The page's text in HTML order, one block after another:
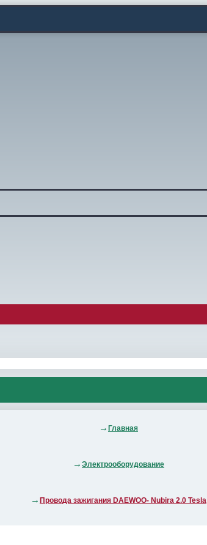
Главная
Электрооборудование
Провода зажигания DAEWOO- Nubira 2.0 Tesla